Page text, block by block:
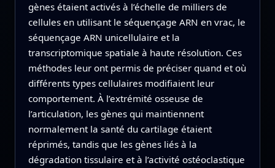
gènes étaient activés à l’échelle de milliers de
cellules en utilisant le séquençage ARN en vrac, le
séquençage ARN unicellulaire et la
transcriptomique spatiale à haute résolution. Ces
méthodes leur ont permis de préciser quand et où
différents types cellulaires modifiaient leur
comportement. À l’extrémité osseuse de
l’articulation, les gènes qui maintiennent
normalement la santé du cartilage étaient
réprimés, tandis que les gènes liés à la
dégradation tissulaire et à l’activité ostéoclastique